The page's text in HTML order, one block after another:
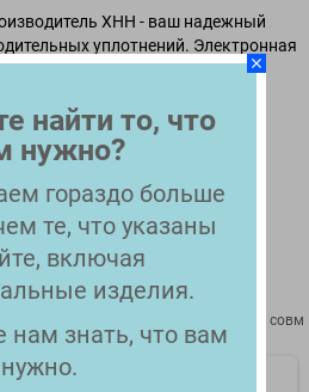
XHH - ваш надежный
уплотнений. Электронная
smartech.com
Уплотнитель инжектора
close
найти то, что
нужно?
гораздо больше
те, что указаны
включая
изделия.
нам знать, что вам
нужно.